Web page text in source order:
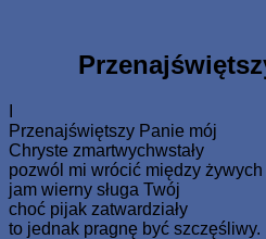
swego Jednorodzonego dał,
zginął, ale miał żywot wieczny.
Przenajświętszy Panie mój
Chryste zmartwychwstały
pozwól mi wrócić między żywych
jam wierny sługa Twój
choć pijak zatwardziały
to jednak pragnę być szczęśliwy.